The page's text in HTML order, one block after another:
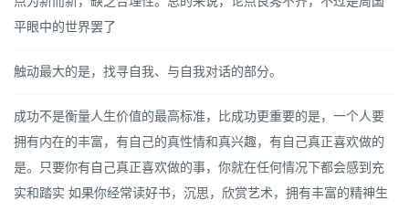
平眼中的世界罢了
触动最大的是，找寻自我、与自我对话的部分。
成功不是衡量人生价值的最高标准，比成功更重要的是，一个人要
拥有内在的丰富，有自己的真性情和真兴趣，有自己真正喜欢做的
是。只要你有自己真正喜欢做的事，你就在任何情况下都会感到充
实和踏实 如果你经常读好书，沉思，欣赏艺术，拥有丰富的精神生